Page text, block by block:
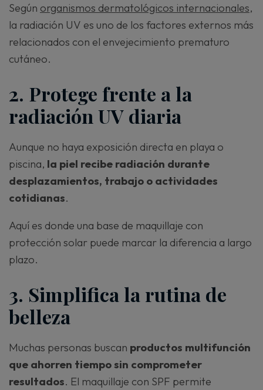
Según organismos dermatológicos internacionales,
la radiación UV es uno de los factores externos más
relacionados con el envejecimiento prematuro
cutáneo.
2. Protege frente a la
radiación UV diaria
Aunque no haya exposición directa en playa o
piscina, la piel recibe radiación durante
desplazamientos, trabajo o actividades
cotidianas.
Aquí es donde una base de maquillaje con
protección solar puede marcar la diferencia a largo
plazo.
3. Simplifica la rutina de
belleza
Muchas personas buscan productos multifunción
que ahorren tiempo sin comprometer
resultados. El maquillaje con SPF permite